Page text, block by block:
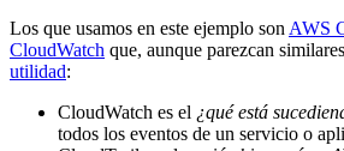
Los que usamos en este ejemplo sonAWS
CloudWatch que, aunque parezcan
utilidad:
CloudWatch es el ¿qué está
todos los eventos de un servicio o